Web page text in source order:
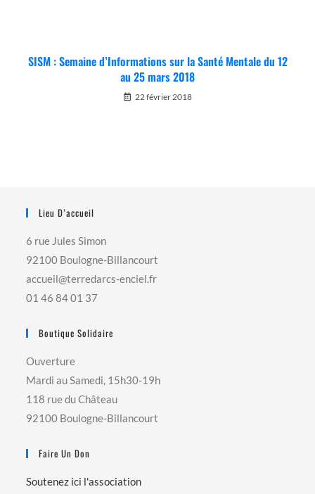
SISM : Semaine d’Informations sur la Santé Mentale du 12
au 25 mars 2018
22 février 2018
Lieu D’accueil
6 rue Jules Simon
92100 Boulogne-Billancourt
accueil@terredarcs-enciel.fr
01 46 84 01 37
Boutique Solidaire
Ouverture
Mardi au Samedi, 15h30-19h
118 rue du Château
92100 Boulogne-Billancourt
Faire Un Don
Soutenez ici l'association